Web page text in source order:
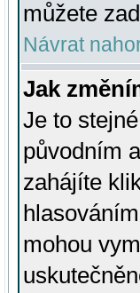
můžete
Návrat
Jak
Je to
původním
zahájíte
mohou